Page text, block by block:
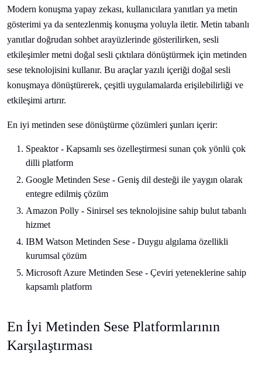
Modern konuşma yapay zekası, kullanıcılara yanıtları ya metin
gösterimi ya da sentezlenmiş konuşma yoluyla iletir. Metin tabanlı
yanıtlar doğrudan sohbet arayüzlerinde gösterilirken, sesli
etkileşimler metni doğal sesli çıktılara dönüştürmek için metinden
sese teknolojisini kullanır. Bu araçlar yazılı içeriği doğal sesli
konuşmaya dönüştürerek, çeşitli uygulamalarda erişilebilirliği ve
etkileşimi artırır.
En iyi metinden sese dönüştürme çözümleri şunları içerir:
Speaktor - Kapsamlı ses özelleştirmesi sunan çok yönlü çok
dilli platform
Google Metinden Sese - Geniş dil desteği ile yaygın olarak
entegre edilmiş çözüm
Amazon Polly - Sinirsel ses teknolojisine sahip bulut tabanlı
hizmet
IBM Watson Metinden Sese - Duygu algılama özellikli
kurumsal çözüm
Microsoft Azure Metinden Sese - Çeviri yeteneklerine sahip
kapsamlı platform
En İyi Metinden Sese Platformlarının
Karşılaştırması